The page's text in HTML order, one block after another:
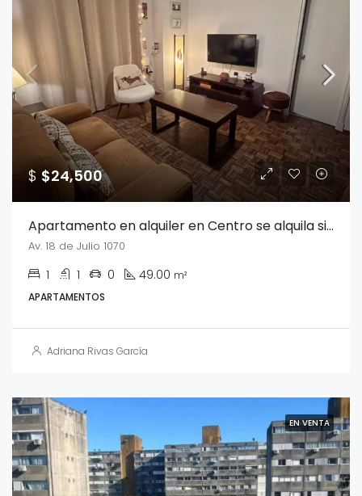
$ $24,500
Apartamento en alquiler en Centro se alquila sin muebles
Av. 18 de Julio 1070
1 1 0 49.00 m²
APARTAMENTOS
Adriana Rivas García
EN VENTA